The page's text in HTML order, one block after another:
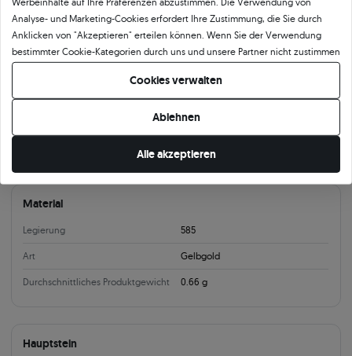
Produktparameter:
6,2x5,1mm
Material
Legierung 585
Art Gelbgold
Durchschnittliches Produktgewicht 0.66 g
Hauptstein
Analyse- und Marketing-Cookies erfordert Ihre Zustimmung, die Sie durch
Anklicken von "Akzeptieren" erteilen können. Wenn Sie der Verwendung
bestimmter Cookie-Kategorien durch uns und unsere Partner nicht zustimmen
möchten, klicken Sie auf "Lassen Sie mich wählen" und bestimmen Sie Ihre
Präferenzen. Sie können Ihre Zustimmung jederzeit widerrufen, indem Sie
Ihre Cookie-Einstellungen ändern.
Cookies verwalten
Ablehnen
Alle akzeptieren